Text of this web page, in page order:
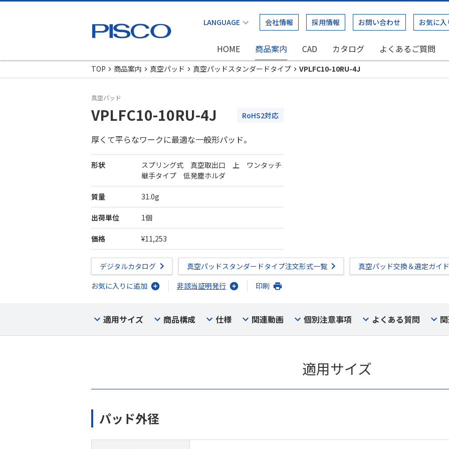
会社情報 採用情報 お問い合わせ お気に入
HOME 商品案内 CAD カタログ よくあるご質問
TOP
商品案内 真空パッド 真空パッドスタンダードタイプ VPLFC10-10RU-4J
真空パッド
VPLFC10-10RU-4J RoHS2対応
厚くて平らなワークに最適な一般形パッド。
形状
スプリング式 真空取出口 上 ワンタッチ
継手タイプ 低発塵ホルダ
質量 31.0g
出荷単位 1個
価格 ¥11,253
デジタルカタログ 真空パッドスタンダードタイプ注文形式一覧
真空パッド交換＆選定ガイド
お気に入りに追加
非該当証明発行 印刷
適用サイズ 商品構成 仕様 関連動画 個別注意事項 よくある質問
適用サイズ
パッド外径